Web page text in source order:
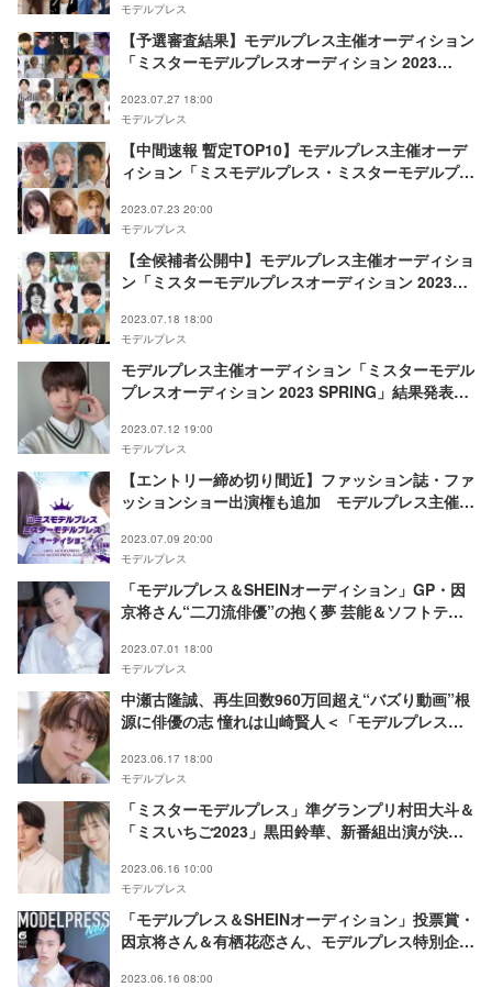
モデルプレス
【予選審査結果】モデルプレス主催オーディション
「ミスターモデルプレスオーディション 2023
2023.07.27 18:00
モデルプレス
【中間速報 暫定TOP10】モデルプレス主催オーデ
ィション「ミスモデルプレス・ミスターモデルプレ
2023.07.23 20:00
モデルプレス
【全候補者公開中】モデルプレス主催オーディショ
ン「ミスターモデルプレスオーディション 2023
2023.07.18 18:00
モデルプレス
モデルプレス主催オーディション「ミスターモデル
プレスオーディション 2023 SPRING」結果発表
2023.07.12 19:00
モデルプレス
【エントリー締め切り間近】ファッション誌・ファ
ッションショー出演権も追加 モデルプレス主催オ
プレスオーディション 2023 SUMMER」
2023.07.09 20:00
モデルプレス
「モデルプレス＆SHEINオーディション」GP・因
京将さん“二刀流俳優”の抱く夢 芸能＆ソフトテニ
載」Vol.3＞
2023.07.01 18:00
モデルプレス
中瀬古隆誠、再生回数960万回超え“バズり動画”根
源に俳優の志 憧れは山崎賢人＜「モデルプレス＆
2023.06.17 18:00
モデルプレス
「ミスターモデルプレス」準グランプリ村田大斗＆
「ミスいちご2023」黒田鈴華、新番組出演が決
2023.06.16 10:00
モデルプレス
「モデルプレス＆SHEINオーディション」投票賞・
因京将さん＆有栖花恋さん、モデルプレス特別企画
2023.06.16 08:00